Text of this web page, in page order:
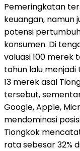
Pemeringkatan
keuangan, namun
potensi
konsumen. Di
valuasi 100 merek
tahun lalu menjadi
13 merek asal
tersebut,
Google, Apple,
mendominasi
Tiongkok
rata sebesar 32%